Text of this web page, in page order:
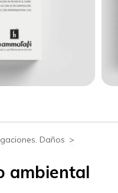
Daños >
ambiental